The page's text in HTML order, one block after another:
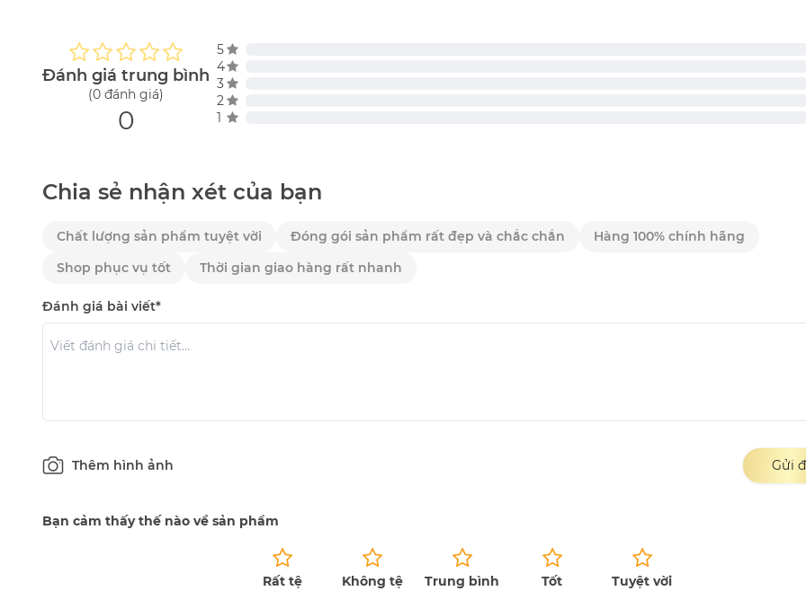
Đánh giá trung bình
(0 đánh giá)
0
5
4
3
2
1
Chia sẻ nhận xét của bạn
Chất lượng sản phẩm tuyệt vời Đóng gói sản phẩm rất đẹp và chắc chắn
Hàng 100% chính hãng
Shop phục vụ tốt
Thời gian giao hàng rất nhanh
Đánh giá bài viết*
Thêm hình ảnh Gửi
Bạn cảm thấy thế nào về sản phẩm
Rất tệ Không tệ Trung bình Tốt Tuyệt vời